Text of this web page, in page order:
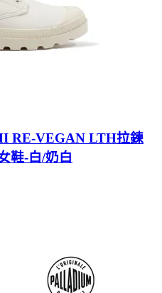
RE-VEGAN LTH拉鍊
鞋-白/奶白